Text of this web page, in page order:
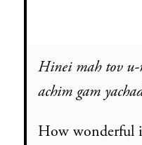
Hinei mah tov u-
achim gam
How wonderful